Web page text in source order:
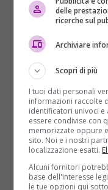
Nella giornata di
nell’abitazione
in cui è avvenuto il
sindacalista
emerso dai
aveva dichiarato
futili motivi e che
con urla e
Pasini, aveva fatto
provocando la sua
stata trovata
delle
ricerche sul
Archiviare
Scopri di più
I tuoi dati personali
informazioni raccolte
identificatori univoci
essere condivise con
memorizzate oppure
sito. Noi e i nostri
localizzazione esatti.
Alcuni fornitori
base dell'interesse
le tue opzioni qui